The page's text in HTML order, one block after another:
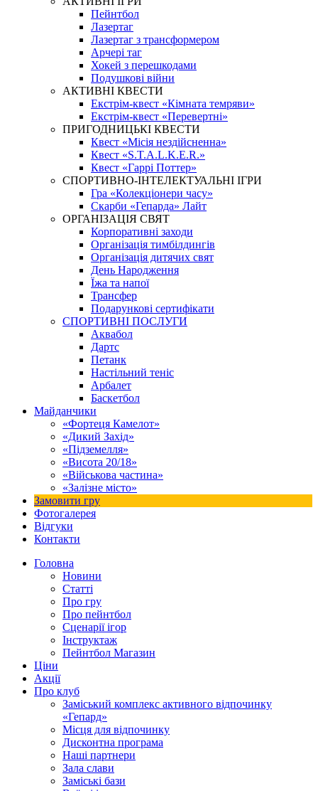
Пейнтбол
Лазертаг
Лазертаг з трансформером
Арчері таг
Хокей з перешкодами
Подушкові війни
АКТИВНІ КВЕСТИ
Екстрім-квест «Кімната темряви»
Екстрім-квест «Перевертні»
ПРИГОДНИЦЬКІ КВЕСТИ
Квест «Місія нездійсненна»
Квест «S.T.A.L.K.E.R.»
Квест «Гаррі Поттер»
СПОРТИВНО-ІНТЕЛЕКТУАЛЬНІ ІГРИ
Гра «Колекціонери часу»
Скарби «Гепарда» Лайт
ОРГАНІЗАЦІЯ СВЯТ
Корпоративні заходи
Організація тимбілдингів
Організація дитячих свят
День Народження
Їжа та напої
Трансфер
Подарункові сертифікати
СПОРТИВНІ ПОСЛУГИ
Аквабол
Дартс
Петанк
Настільний теніс
Арбалет
Баскетбол
Майданчики
«Фортеця Камелот»
«Дикий Захід»
«Підземелля»
«Висота 20/18»
«Військова частина»
«Залізне місто»
Замовити гру
Фотогалерея
Відгуки
Контакти
Головна
Новини
Статті
Про гру
Про пейнтбол
Сценарії ігор
Інструктаж
Пейнтбол Магазин
Ціни
Акції
Про клуб
Заміський комплекс активного відпочинку
«Гепард»
Місця для відпочинку
Дисконтна програма
Наші партнери
Зала слави
Заміські бази